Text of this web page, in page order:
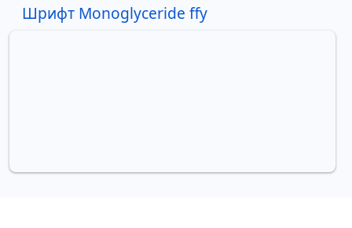
Шрифт Monoglyceride ffy